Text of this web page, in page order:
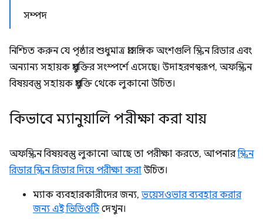
সম্পদ
নিশ্চিত করুন যে পৃষ্ঠার শুধুমাত্র প্রাসঙ্গিক অংশগুলি স্ক্রিন রিডার এবং
অন্যান্য সহায়ক প্রযুক্তির সংস্পর্শে এসেছে। উদাহরণস্বরূপ, অফস্ক্রিন
বিষয়বস্তু সহায়ক প্রযুক্তি থেকে লুকানো উচিত।
কিভাবে ম্যানুয়ালি পরীক্ষা করা যায়
অফস্ক্রিন বিষয়বস্তু লুকানো আছে তা পরীক্ষা করতে, আপনারস্ক্রিন
রিডার স্ক্রিন রিডার দিয়ে পরীক্ষা করাউচিত।
ম্যাক ব্যবহারকারীদের জন্য, ভয়েসওভার ব্যবহার করার
জন্য এই ভিডিওটিদেখুন।